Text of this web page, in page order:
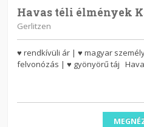
Havas téli élmények
Gerlitzen
♥ rendkívüli ár | ♥ magyar
felvonózás | ♥ gyönyörű táj